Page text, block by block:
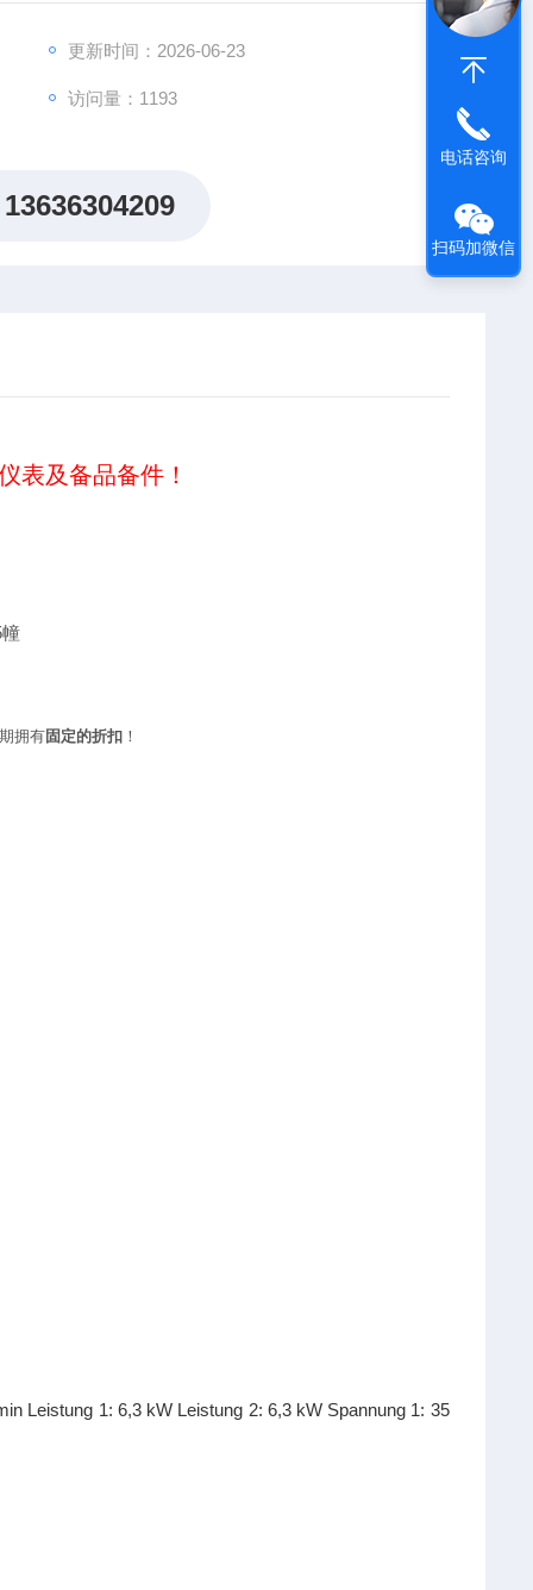
更新时间：2026-06-23
访问量：1193
13636304209
表及备品备件！
拥有固定的折扣 ！
Leistung 1: 6,3 kW Leistung 2: 6,3 kW Spannung 1: 35
电话咨询
扫码加微信